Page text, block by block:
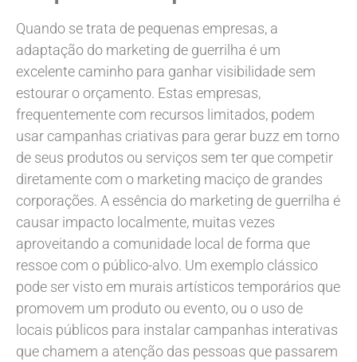
Quando se trata de pequenas empresas, a
adaptação do marketing de guerrilha é um
excelente caminho para ganhar visibilidade sem
estourar o orçamento. Estas empresas,
frequentemente com recursos limitados, podem
usar campanhas criativas para gerar buzz em torno
de seus produtos ou serviços sem ter que competir
diretamente com o marketing maciço de grandes
corporações. A essência do marketing de guerrilha é
causar impacto localmente, muitas vezes
aproveitando a comunidade local de forma que
ressoe com o público-alvo. Um exemplo clássico
pode ser visto em murais artísticos temporários que
promovem um produto ou evento, ou o uso de
locais públicos para instalar campanhas interativas
que chamem a atenção das pessoas que passarem